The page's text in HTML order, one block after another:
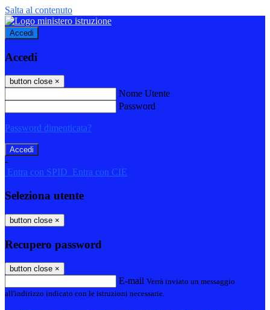
Salta al contenuto
Accedi
Accedi
button close ×
Nome Utente
Password
Password dimenticata?
-
Entra con SPID Entra con CIE
Seleziona utente
button close ×
Recupero password
button close ×
E-mail Verrà inviato un messaggio
all'indirizzo indicato con le istruzioni necessarie.